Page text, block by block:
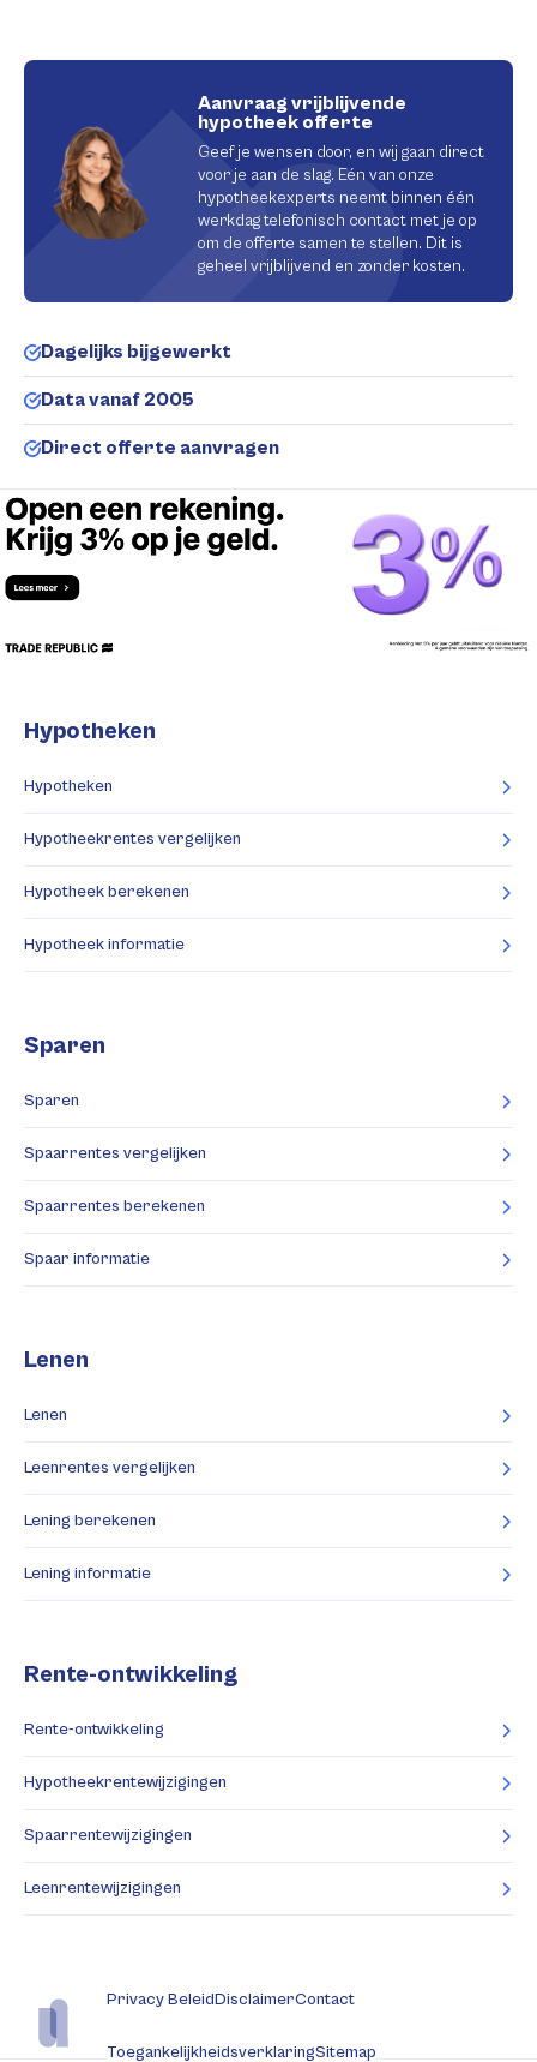
Aanvraag vrijblijvende
hypotheek offerte
Geef je wensen door, en wij gaan direct
voor je aan de slag. Eén van onze
hypotheekexperts neemt binnen één
werkdag telefonisch contact met je op
om de offerte samen te stellen. Dit is
geheel vrijblijvend en zonder kosten.
Dagelijks bijgewerkt
Data vanaf 2005
Direct offerte aanvragen
Hypotheken
Hypotheken
Hypotheekrentes vergelijken
Hypotheek berekenen
Hypotheek informatie
Sparen
Sparen
Spaarrentes vergelijken
Spaarrentes berekenen
Spaar informatie
Lenen
Lenen
Leenrentes vergelijken
Lening berekenen
Lening informatie
Rente-ontwikkeling
Rente-ontwikkeling
Hypotheekrentewijzigingen
Spaarrentewijzigingen
Leenrentewijzigingen
Privacy BeleidDisclaimerContact
ToegankelijkheidsverklaringSitemap